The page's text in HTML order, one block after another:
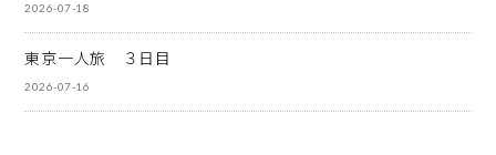
2026-07-18
東京一人旅 ３日目
2026-07-16